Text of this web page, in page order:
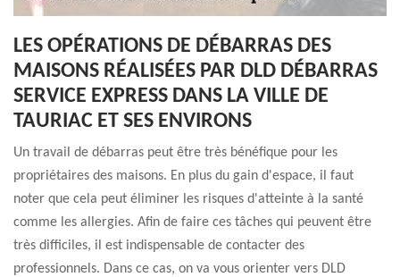
LES OPÉRATIONS DE DÉBARRAS DES
MAISONS RÉALISÉES PAR DLD DÉBARRAS
SERVICE EXPRESS DANS LA VILLE DE
TAURIAC ET SES ENVIRONS
Un travail de débarras peut être très bénéfique pour les
propriétaires des maisons. En plus du gain d'espace, il faut
noter que cela peut éliminer les risques d'atteinte à la santé
comme les allergies. Afin de faire ces tâches qui peuvent être
très difficiles, il est indispensable de contacter des
professionnels. Dans ce cas, on va vous orienter vers DLD